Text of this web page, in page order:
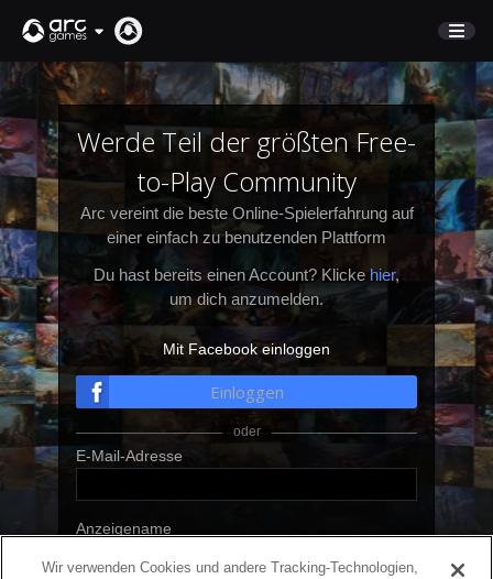
MARKTPLATZ
KUNDENSERVICE
Anmelden
English
Deutsch
Français
Italiano
Pусский
Español
Werde Teil der größten Free-
to-Play Community
Arc vereint die beste Online-Spielerfahrung auf
einer einfach zu benutzenden Plattform
Du hast bereits einen Account? Klicke hier,
um dich anzumelden.
Mit Facebook einloggen
Einloggen
E-Mail-Adresse
Anzeigename
Wir verwenden Cookies und andere Tracking-Technologien,